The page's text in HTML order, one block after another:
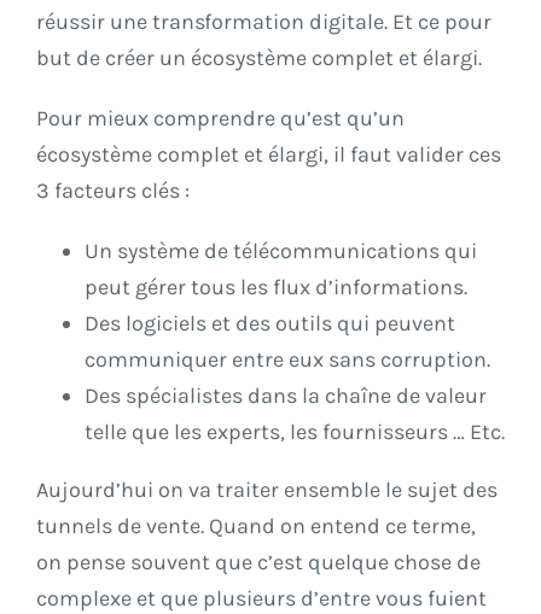
réussir une transformation digitale. Et ce pour
but de créer un écosystème complet et élargi.
Pour mieux comprendre qu’est qu’un
écosystème complet et élargi, il faut valider ces
3 facteurs clés :
Un système de télécommunications qui
peut gérer tous les flux d’informations.
Des logiciels et des outils qui peuvent
communiquer entre eux sans corruption.
Des spécialistes dans la chaîne de valeur
telle que les experts, les fournisseurs … Etc.
Aujourd’hui on va traiter ensemble le sujet des
tunnels de vente. Quand on entend ce terme,
on pense souvent que c’est quelque chose de
complexe et que plusieurs d’entre vous fuient